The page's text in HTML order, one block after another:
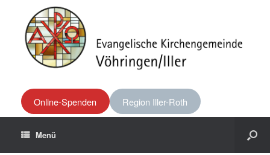
Online-Spenden Region Iller-Roth
Menü